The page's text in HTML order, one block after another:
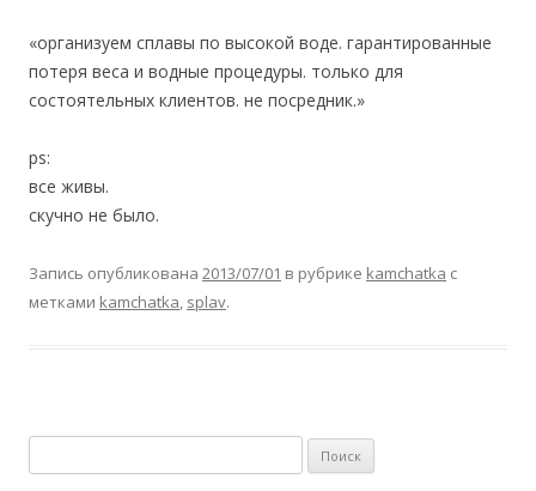
«организуем сплавы по высокой воде. гарантированные
потеря веса и водные процедуры. только для
состоятельных клиентов. не посредник.»
ps:
все живы.
скучно не было.
Запись опубликована 2013/07/01 в рубрике kamchatka с
метками kamchatka, splav.
а